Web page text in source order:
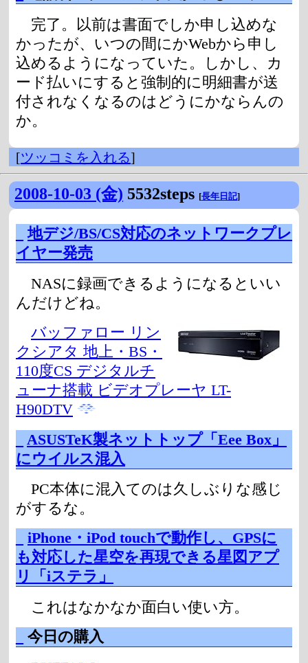
完了。以前は書面でしか申し込めな
かったが、いつの間にかWebから申し
込めるようになっていた。しかし、カ
ード払いにすると強制的に明細書が送
付されなくなるのはどうにかならんの
か。
[ツッコミを入れる]
2008-10-03 (金) 5532steps [長年日記]
地デジ/BS/CS対応のネットワークプレ
イヤー発売
NASに録画できるようになるといい
んだけどね。
バッファロー リン
クシアタ 地上・BS・
110度CS デジタルチ
ューナ搭載 ビデオプレーヤ LT-
H90DTV
ASUSTeK製ネットトップ「Eee Box」
にウイルス混入
PC本体に混入てのは久しぶりな感じ
がするな。
iPhone・iPod touchで動作し、GPSに
も対応した星空を再現できる星図アプ
リ「iステラ」
これはなかなか面白い使い方。
今日の購入